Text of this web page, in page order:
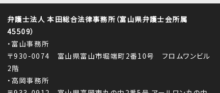
弁護士法人 本田総合法律事務所（富山県弁護士会所属
45509）
・富山事務所
〒930-0074 富山県富山市堀端町2番10号 フロムワンビル
2階
・高岡事務所